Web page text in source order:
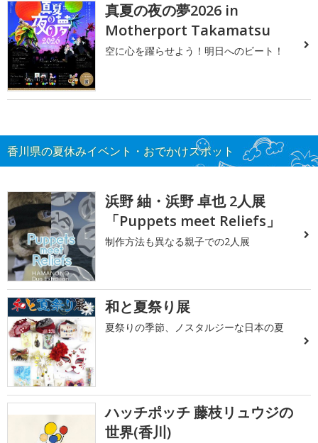
真夏の夜の夢2026 in
Motherport Takamatsu
空に心を躍らせよう！明日へのビート！
香川県の夏休みイベント・おでかけスポット
浜野 紬・浜野 卓也 2人展
「Puppets meet Reliefs」
制作方法も異なる親子での2人展
和と夏祭り展
夏祭りの季節、ノスタルジーな日本の夏
ハッチポッチ 藤枝リュウジの
世界(香川)